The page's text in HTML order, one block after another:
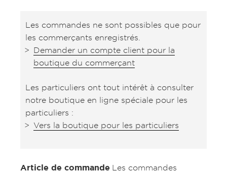
Les commandes ne sont possibles que pour
les commerçants enregistrés.
Demander un compte client pour la
boutique du commerçant
Les particuliers ont tout intérêt à consulter
notre boutique en ligne spéciale pour les
particuliers :
Vers la boutique pour les particuliers
Article de commande Les commandes